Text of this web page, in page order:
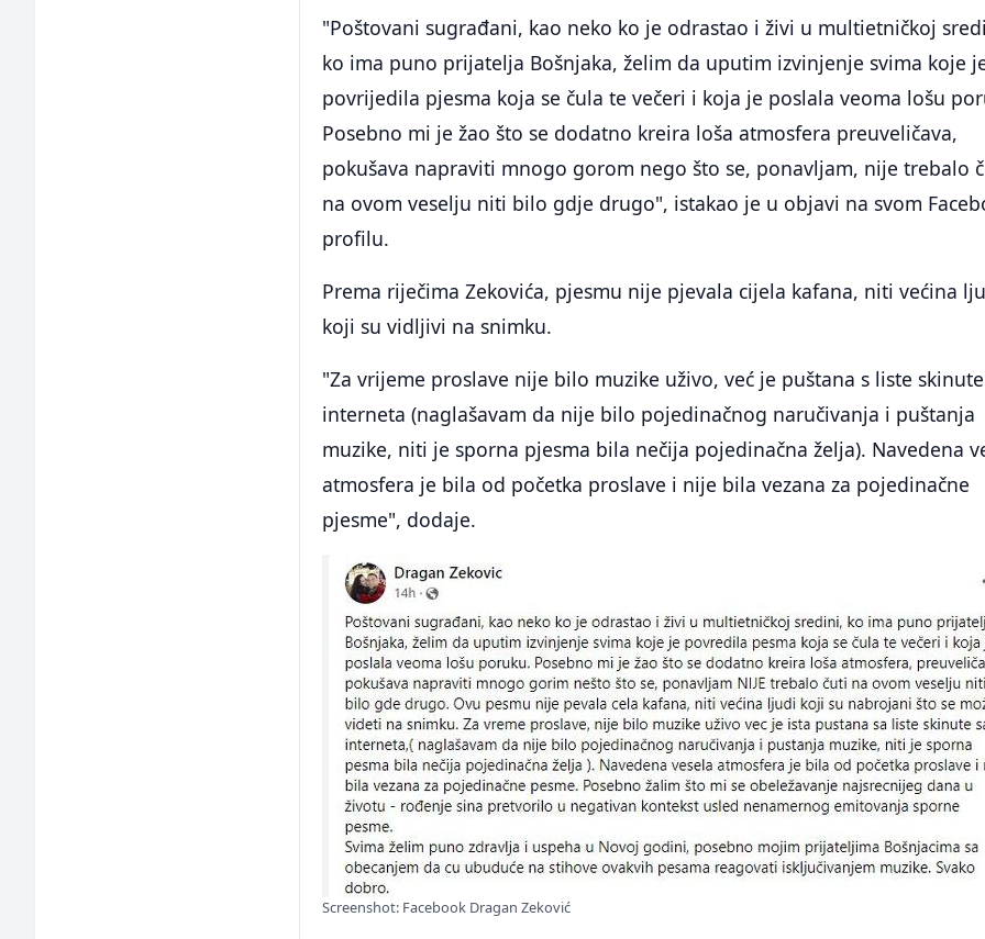
"Poštovani sugrađani, kao neko ko je odrastao i živi u multietničkoj
ko ima puno prijatelja Bošnjaka, želim da uputim izvinjenje svima koje
povrijedila pjesma koja se čula te večeri i koja je poslala veoma lošu
Posebno mi je žao što se dodatno kreira loša atmosfera preuveličava,
pokušava napraviti mnogo gorom nego što se, ponavljam, nije trebalo
na ovom veselju niti bilo gdje drugo", istakao je u objavi na svom
profilu.
Prema riječima Zekovića, pjesmu nije pjevala cijela kafana, niti većina
koji su vidljivi na snimku.
"Za vrijeme proslave nije bilo muzike uživo, već je puštana s liste
interneta (naglašavam da nije bilo pojedinačnog naručivanja i puštanja
muzike, niti je sporna pjesma bila nečija pojedinačna želja). Navedena
atmosfera je bila od početka proslave i nije bila vezana za pojedinačne
pjesme", dodaje.
Screenshot: Facebook Dragan Zeković